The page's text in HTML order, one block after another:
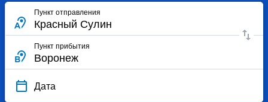
Пункт отправления
Пункт прибытия
Дата